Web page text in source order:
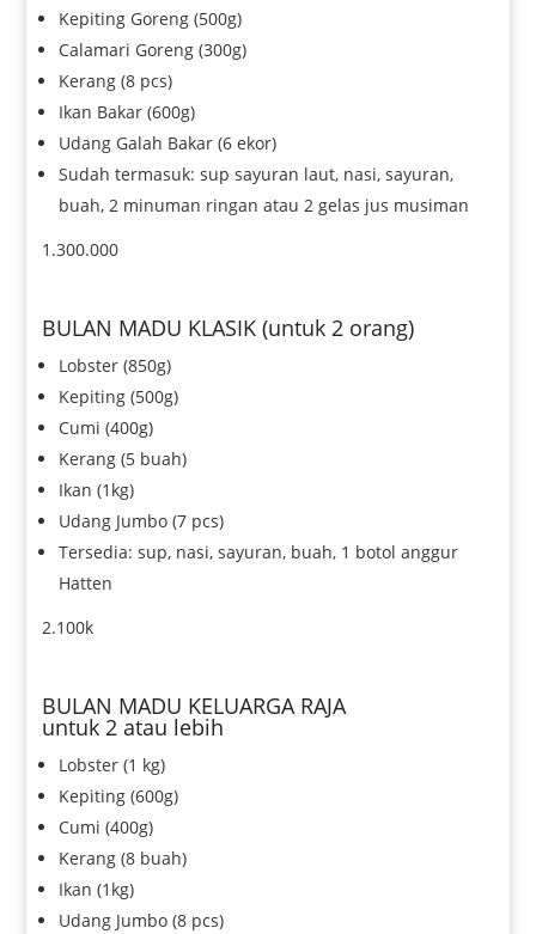
Kepiting Goreng (500g)
Calamari Goreng (300g)
Kerang (8 pcs)
Ikan Bakar (600g)
Udang Galah Bakar (6 ekor)
Sudah termasuk: sup sayuran laut, nasi, sayuran,
buah, 2 minuman ringan atau 2 gelas jus musiman
1.300.000
BULAN MADU KLASIK (untuk 2 orang)
Lobster (850g)
Kepiting (500g)
Cumi (400g)
Kerang (5 buah)
Ikan (1kg)
Udang Jumbo (7 pcs)
Tersedia: sup, nasi, sayuran, buah, 1 botol anggur
Hatten
2.100k
BULAN MADU KELUARGA RAJA
untuk 2 atau lebih
Lobster (1 kg)
Kepiting (600g)
Cumi (400g)
Kerang (8 buah)
Ikan (1kg)
Udang Jumbo (8 pcs)